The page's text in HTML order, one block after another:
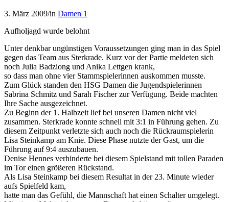
3. März 2009/in Damen 1
Aufholjagd wurde belohnt
Unter denkbar ungünstigen Voraussetzungen ging man in das Spiel
gegen das Team aus Sterkrade. Kurz vor der Partie meldeten sich
noch Julia Badziong und Anika Lettgen krank,
so dass man ohne vier Stammspielerinnen auskommen musste.
Zum Glück standen den HSG Damen die Jugendspielerinnen
Sabrina Schmitz und Sarah Fischer zur Verfügung. Beide machten
Ihre Sache ausgezeichnet.
Zu Beginn der 1. Halbzeit lief bei unseren Damen nicht viel
zusammen. Sterkrade konnte schnell mit 3:1 in Führung gehen. Zu
diesem Zeitpunkt verletzte sich auch noch die Rückraumspielerin
Lisa Steinkamp am Knie. Diese Phase nutzte der Gast, um die
Führung auf 9:4 auszubauen.
Denise Hennes verhinderte bei diesem Spielstand mit tollen Paraden
im Tor einen größeren Rückstand.
Als Lisa Steinkamp bei diesem Resultat in der 23. Minute wieder
aufs Spielfeld kam,
hatte man das Gefühl, die Mannschaft hat einen Schalter umgelegt.